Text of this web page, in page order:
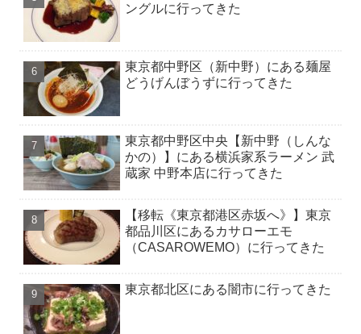
ングルに行ってきた
東京都中野区（新中野）にある麺屋
どうげんぼうずに行ってきた
東京都中野区中央【新中野（しんな
かの）】にある横浜家系ラーメン 武
蔵家 中野本店に行ってきた
【移転《東京都港区赤坂へ》】東京
都品川区にあるカサローエモ
（CASAROWEMO）に行ってきた
東京都北区にある闇市に行ってきた